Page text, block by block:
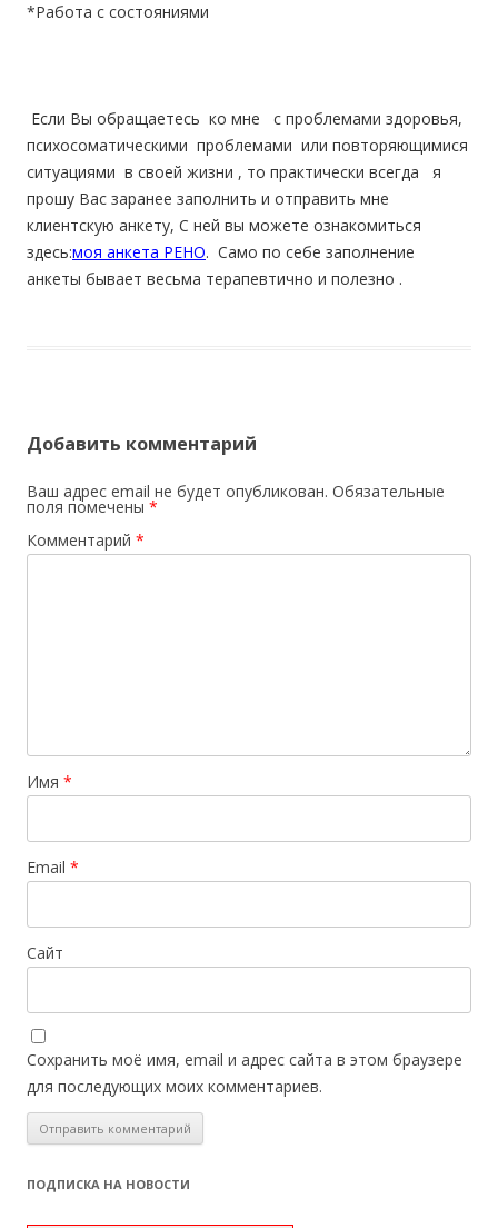
*Работа с состояниями
Если Вы обращаетесь ко мне с проблемами здоровья,
психосоматическими проблемами или повторяющимися
ситуациями в своей жизни , то практически всегда я
прошу Вас заранее заполнить и отправить мне
клиентскую анкету, С ней вы можете ознакомиться
здесь:моя анкета РЕНО. Само по себе заполнение
анкеты бывает весьма терапевтично и полезно .
Добавить комментарий
Ваш адрес email не будет опубликован. Обязательные
поля помечены *
Комментарий *
Имя *
Email *
Сайт
Сохранить моё имя, email и адрес сайта в этом браузере
для последующих моих комментариев.
ПОДПИСКА НА НОВОСТИ